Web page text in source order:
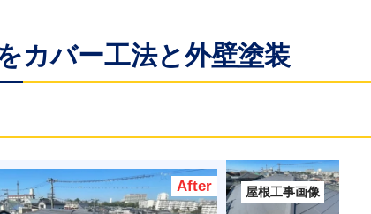
カバー工法と外壁塗装